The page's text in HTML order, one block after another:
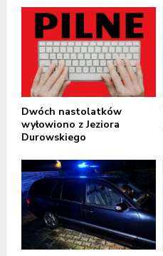
Dwóch nastolatków
wyłowiono z Jeziora
Durowskiego